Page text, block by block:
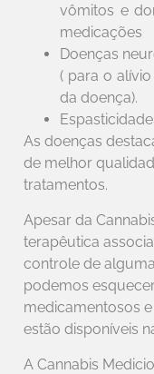
vômitos e
medicações
Doenças
( para o
da doença).
As doenças
de melhor
tratamentos.
Apesar da
terapêutica
controle de
podemos
medicamentosos
estão disponíveis
A Cannabis